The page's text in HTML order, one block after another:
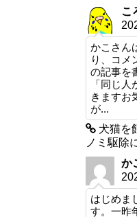
こ
かこさん
り、コメ
の記事を
「同じ
きますお
が...
犬猫を
ノミ駆除
か
はじめま
す。一昨